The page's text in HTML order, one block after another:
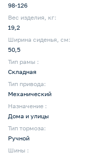
98-126
Вес изделия, кг:
19,2
Ширина сиденья, см:
50,5
Тип рамы :
Складная
Тип привода:
Механический
Назначение :
Дома и улицы
Тип тормоза:
Ручной
Шины :